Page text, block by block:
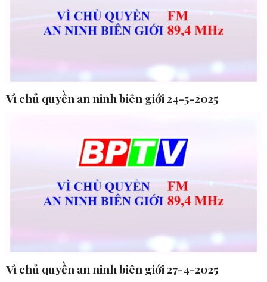
Vì chủ quyền an ninh biên giới 24-5-2025
Vì chủ quyền an ninh biên giới 27-4-2025